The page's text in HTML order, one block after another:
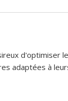
d'optimiser
adaptées à